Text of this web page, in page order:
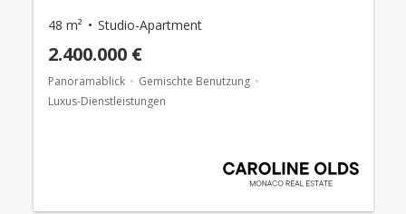
48 m² Studio-Apartment
2.400.000 €
Panoramablick
Gemischte Benutzung
Luxus-Dienstleistungen